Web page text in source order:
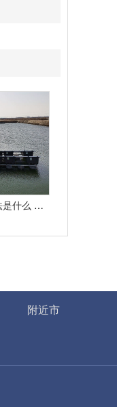
燕云十六声醉拳客打法是什么 悄悄告知你燕云十六声怎样打醉拳客
附近市